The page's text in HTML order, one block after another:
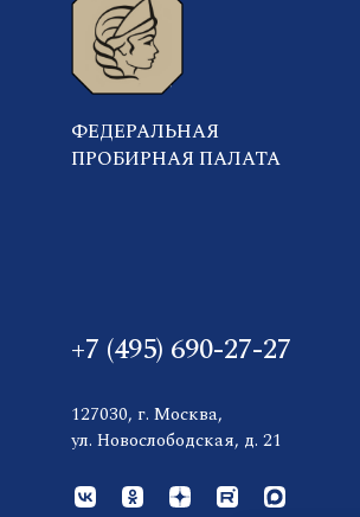
ФЕДЕРАЛЬНАЯ
ПРОБИРНАЯ ПАЛАТА
+7 (495) 690-27-27
127030, г. Москва,
ул. Новослободская, д. 21